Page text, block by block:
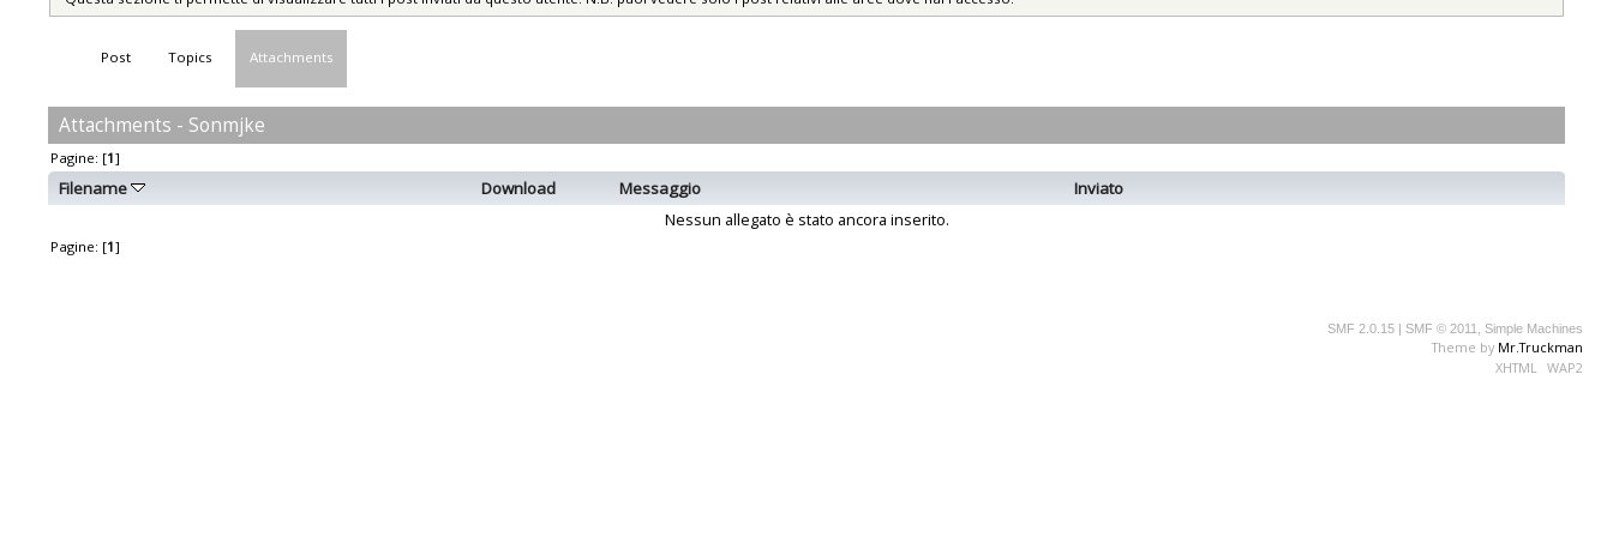
Post Topics Attachments
Attachments - Sonmjke
Pagine: [1]
Filename Download Messaggio
Inviato
Nessun allegato è stato ancora inserito.
Pagine: [1]
SMF 2.0.15 | SMF © 2011 Simple Machines
Theme by Mr.Truckman
XHTML
WAP2